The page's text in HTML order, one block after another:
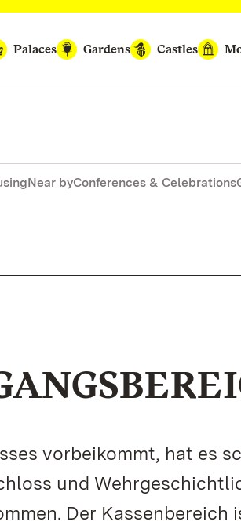
Palaces
Gardens Castles
Near byConferences & Celebrations
vorbeikommt, hat es
und
Der Kassenbereich